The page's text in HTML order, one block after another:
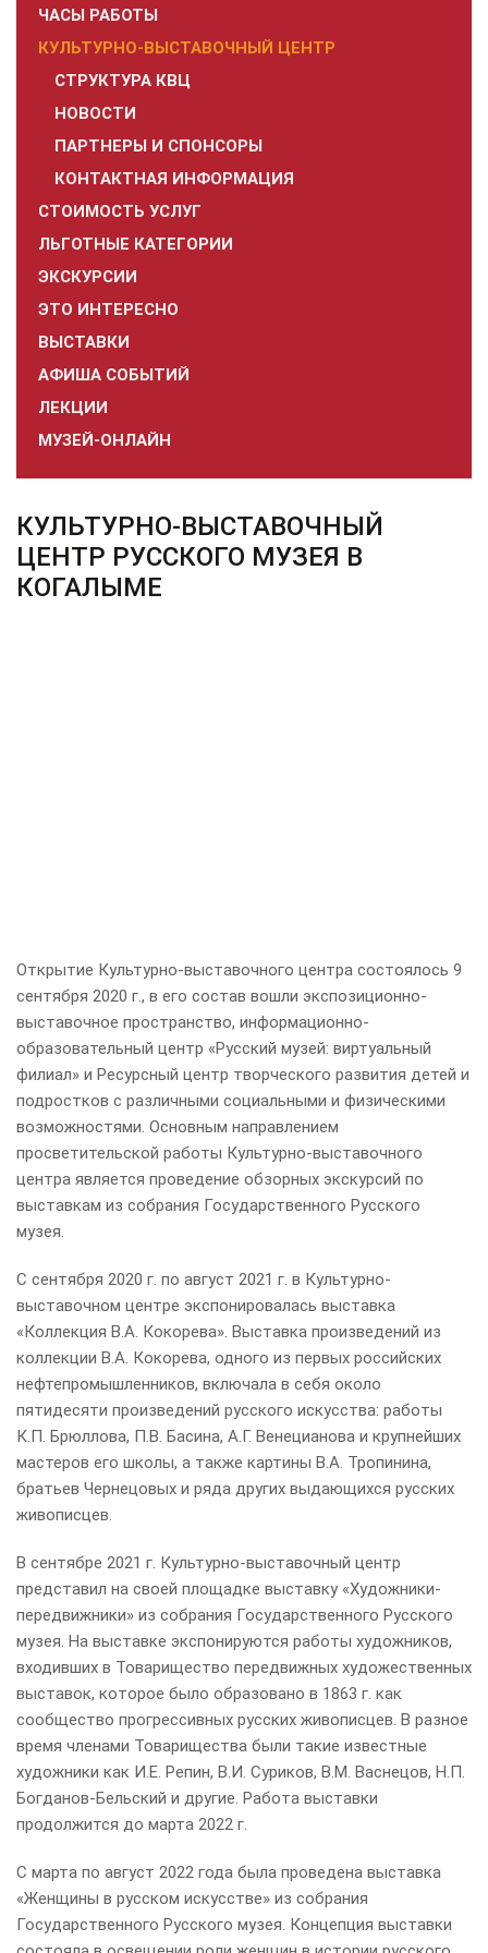
ЧАСЫ РАБОТЫ
КУЛЬТУРНО-ВЫСТАВОЧНЫЙ ЦЕНТР
СТРУКТУРА КВЦ
НОВОСТИ
ПАРТНЕРЫ И СПОНСОРЫ
КОНТАКТНАЯ ИНФОРМАЦИЯ
СТОИМОСТЬ УСЛУГ
ЛЬГОТНЫЕ КАТЕГОРИИ
ЭКСКУРСИИ
ЭТО ИНТЕРЕСНО
ВЫСТАВКИ
АФИША СОБЫТИЙ
ЛЕКЦИИ
МУЗЕЙ-ОНЛАЙН
КУЛЬТУРНО-ВЫСТАВОЧНЫЙ
ЦЕНТР РУССКОГО МУЗЕЯ В
КОГАЛЫМЕ
Открытие Культурно-выставочного центра состоялось 9
сентября 2020 г., в его состав вошли экспозиционно-
выставочное пространство, информационно-
образовательный центр «Русский музей: виртуальный
филиал» и Ресурсный центр творческого развития детей и
подростков с различными социальными и физическими
возможностями. Основным направлением
просветительской работы Культурно-выставочного
центра является проведение обзорных экскурсий по
выставкам из собрания Государственного Русского
музея.
С сентября 2020 г. по август 2021 г. в Культурно-
выставочном центре экспонировалась выставка
«Коллекция В.А. Кокорева». Выставка произведений из
коллекции В.А. Кокорева, одного из первых российских
нефтепромышленников, включала в себя около
пятидесяти произведений русского искусства: работы
К.П. Брюллова, П.В. Басина, А.Г. Венецианова и крупнейших
мастеров его школы, а также картины В.А. Тропинина,
братьев Чернецовых и ряда других выдающихся русских
живописцев.
В сентябре 2021 г. Культурно-выставочный центр
представил на своей площадке выставку «Художники-
передвижники» из собрания Государственного Русского
музея. На выставке экспонируются работы художников,
входивших в Товарищество передвижных художественных
выставок, которое было образовано в 1863 г. как
сообщество прогрессивных русских живописцев. В разное
время членами Товарищества были такие известные
художники как И.Е. Репин, В.И. Суриков, В.М. Васнецов, Н.П.
Богданов-Бельский и другие. Работа выставки
продолжится до марта 2022 г.
С марта по август 2022 года была проведена выставка
«Женщины в русском искусстве» из собрания
Государственного Русского музея. Концепция выставки